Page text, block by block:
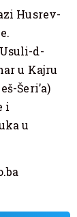
Husrev-
d-
u Kajru
Šeri’a)
i
u